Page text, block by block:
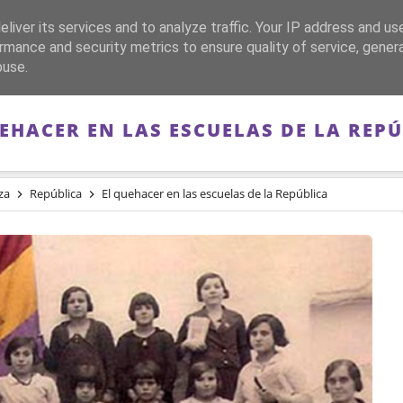
FRANQUISMO GUERRA DE ESPAÑA MEMORIA
EN LAS ESCUELAS DE LA
República El quehacer en las escuelas de la República
its services and to analyze traffic. Your IP address and
and security metrics to ensure quality of service,